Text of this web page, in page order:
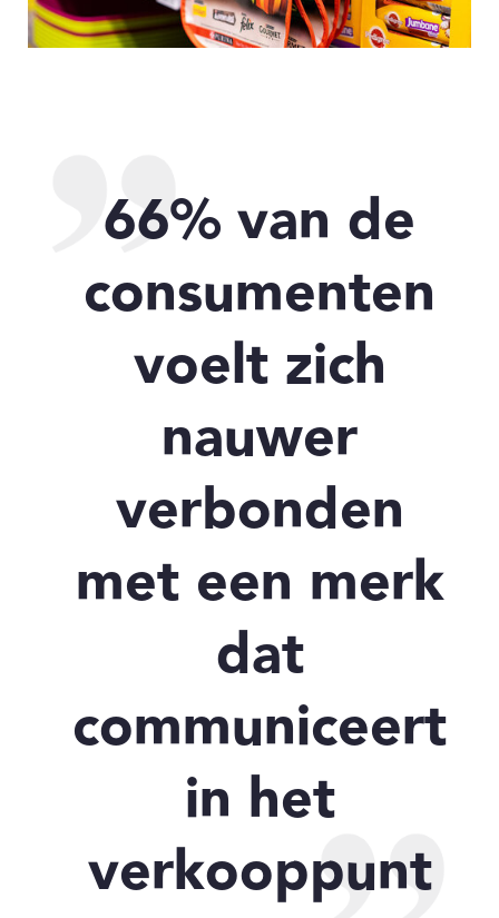
66% van de
consumenten
voelt zich
nauwer
verbonden
met een merk
dat
communiceert
in het
verkooppunt